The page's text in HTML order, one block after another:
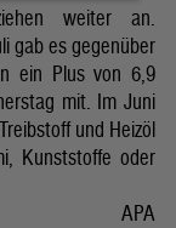
weiter an.
gab es gegenüber
ein Plus von 6,9
mit. Im Juni
und Heizöl
Kunststoffe oder
APA